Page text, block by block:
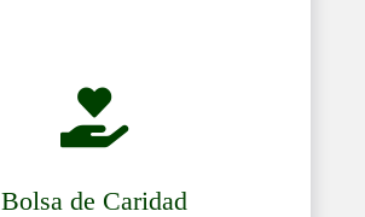

Bolsa de Caridad